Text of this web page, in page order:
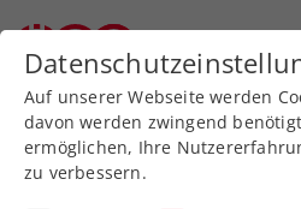
Zurück zur
Turniere
Auf unserer Webseite werden
davon werden zwingend
ermöglichen, Ihre
zu verbessern.